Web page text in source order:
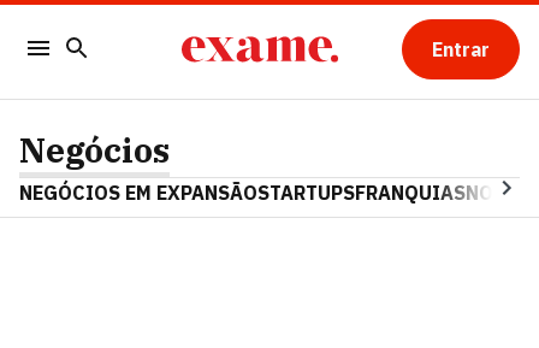
Entrar
Negócios
NEGÓCIOS EM EXPANSÃOSTARTUPSFRANQUIAS